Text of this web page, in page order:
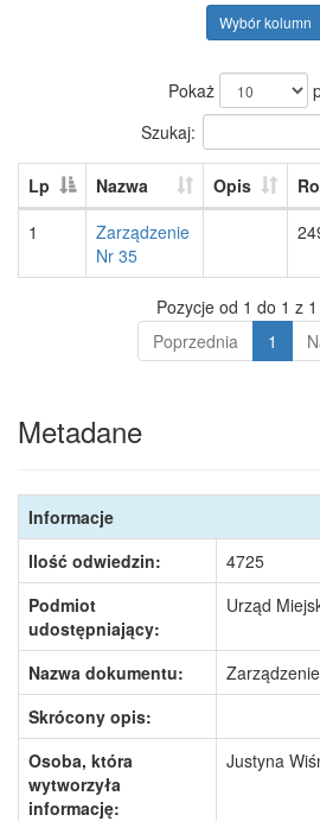
Wybór kolumn
Pokaż
Szukaj:
Lp Nazwa Opis
1
Zarządzenie
Nr 35
Pozycje od 1 do 1 z 1
Poprzednia
1
Metadane
Informacje
Ilość odwiedzin:
4725
Podmiot
udostępniający:
Urząd
Nazwa dokumentu:
Skrócony opis:
Osoba, która
wytworzyła
informację:
Justyna